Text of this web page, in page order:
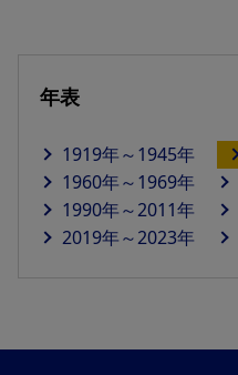
年表
1919年～1945年
1960年～1969年
1990年～2011年
2019年～2023年